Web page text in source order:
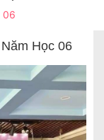
06
Học 06